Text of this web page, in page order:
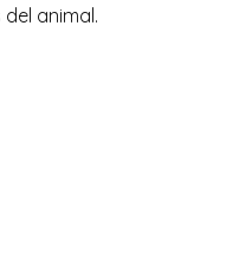
animal.